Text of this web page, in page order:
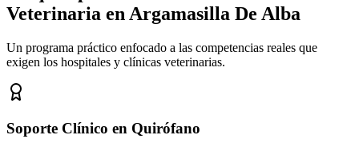
Veterinaria en Argamasilla De Alba
Un programa práctico enfocado a las competencias reales que
exigen los hospitales y clínicas veterinarias.
Soporte Clínico en Quirófano